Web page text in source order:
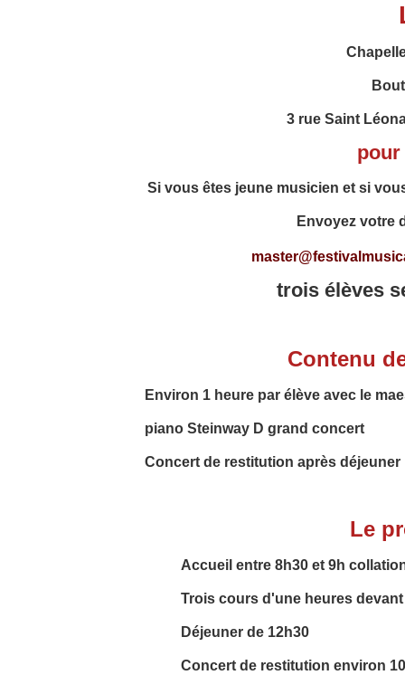
3 rue Saint
Si vous êtes jeune musicien et si
Envoyezvotre
trois élèves
Contenu
Environ 1 heure par élève avec le
piano Steinway D grand concert
Concert de restitution après déjeuner
Le
Accueil entre 8h30 et 9h
Trois cours d'une heures
Déjeuner de 12h30
Concert de restitution environ